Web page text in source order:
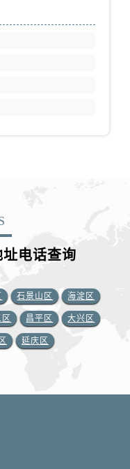
电话查询
石景山区 海淀区
昌平区 大兴区
延庆区